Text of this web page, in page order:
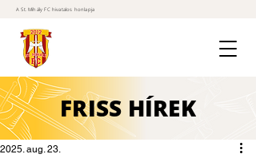
A St. Mihály FC hivatalos honlapja
FRISS HÍREK
2025. aug. 23.